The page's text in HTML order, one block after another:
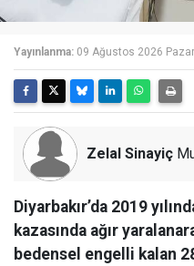
Yayınlanma: 09 Ağustos 2026
Zelal Sinayiç
Diyarbakır’da 2019
kazasında ağır
bedensel engelli kalan